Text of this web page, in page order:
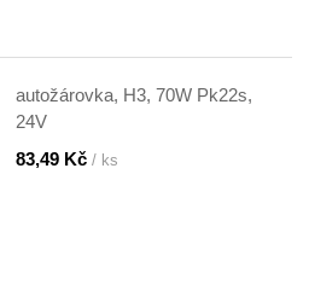
autožárovka, H3, 70W Pk22s,
24V
83,49 Kč / ks